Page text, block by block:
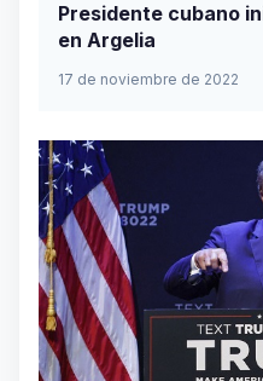
Presidente cubano
en Argelia
17 de noviembre de 2022